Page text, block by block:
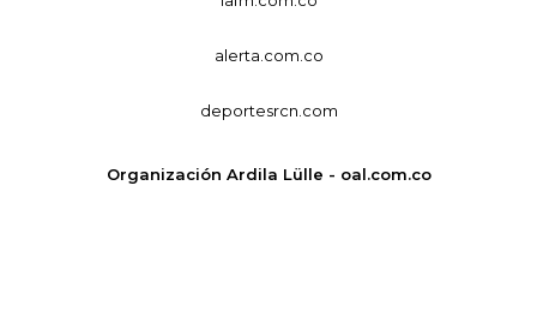
alerta.com.co
deportesrcn.com
Organización Ardila Lülle - oal.com.co